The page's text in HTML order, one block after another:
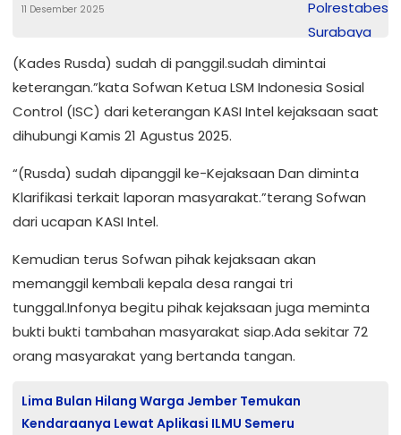
Oplosan LPG 3 Kg ke 12 Kg
11 Desember 2025
(Kades Rusda) sudah di panggil.sudah dimintai
keterangan.”kata Sofwan Ketua LSM Indonesia Sosial
Control (ISC) dari keterangan KASI Intel kejaksaan saat
dihubungi Kamis 21 Agustus 2025.
“(Rusda) sudah dipanggil ke-Kejaksaan Dan diminta
Klarifikasi terkait laporan masyarakat.”terang Sofwan
dari ucapan KASI Intel.
Kemudian terus Sofwan pihak kejaksaan akan
memanggil kembali kepala desa rangai tri
tunggal.Infonya begitu pihak kejaksaan juga meminta
bukti bukti tambahan masyarakat siap.Ada sekitar 72
orang masyarakat yang bertanda tangan.
Lima Bulan Hilang Warga Jember Temukan
Kendaraanya Lewat Aplikasi ILMU Semeru